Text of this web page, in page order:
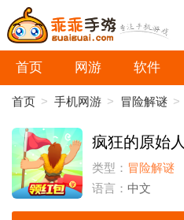
首页 网游 软件
首页 > 手机网游 > 冒险解谜 >
疯狂的原始人
类型： 冒险解谜
语言： 中文